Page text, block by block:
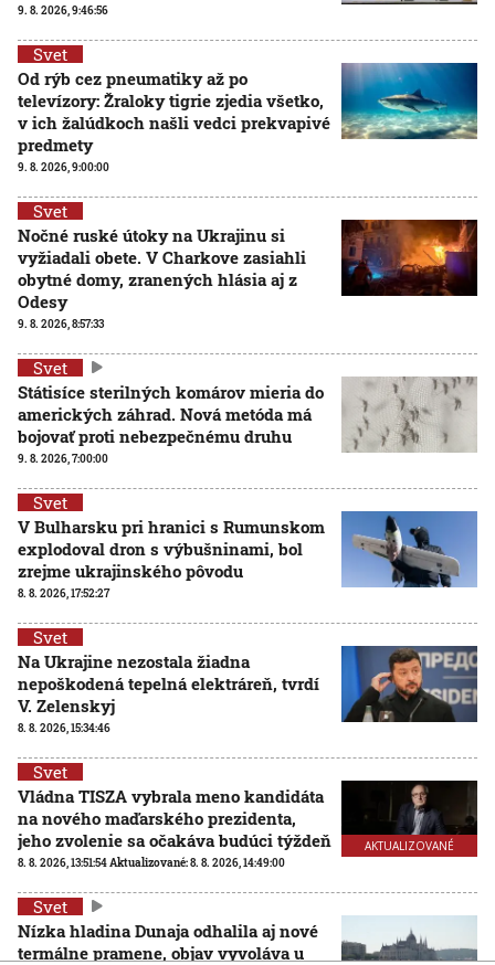
9. 8. 2026, 9:46:56
Svet
Od rýb cez pneumatiky až po
televízory: Žraloky tigrie zjedia všetko,
v ich žalúdkoch našli vedci prekvapivé
predmety
9. 8. 2026, 9:00:00
Svet
Nočné ruské útoky na Ukrajinu si
vyžiadali obete. V Charkove zasiahli
obytné domy, zranených hlásia aj z
Odesy
9. 8. 2026, 8:57:33
Svet
Státisíce sterilných komárov mieria do
amerických záhrad. Nová metóda má
bojovať proti nebezpečnému druhu
9. 8. 2026, 7:00:00
Svet
V Bulharsku pri hranici s Rumunskom
explodoval dron s výbušninami, bol
zrejme ukrajinského pôvodu
8. 8. 2026, 17:52:27
Svet
Na Ukrajine nezostala žiadna
nepoškodená tepelná elektráreň, tvrdí
V. Zelenskyj
8. 8. 2026, 15:34:46
AKTUALIZOVANÉ
Svet
Vládna TISZA vybrala meno kandidáta
na nového maďarského prezidenta,
jeho zvolenie sa očakáva budúci týždeň
8. 8. 2026, 13:51:54Aktualizované:8. 8. 2026, 14:49:00
Svet
Nízka hladina Dunaja odhalila aj nové
termálne pramene, objav vyvoláva u